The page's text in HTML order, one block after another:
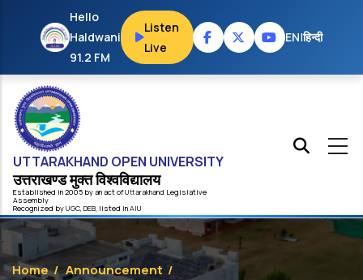
Skip to main content
Hello
Haldwani
91.2 FM
Listen
Live
EN|हिन्दी
UTTARAKHAND OPEN UNIVERSITY
उत्तराखण्ड मुक्त विश्‍वविद्यालय
Established in 2005 by an act ofUttarakhand Legislative
Assembly
Recognized byUGC, DEB, listed inAIU
Home/ Announcement /